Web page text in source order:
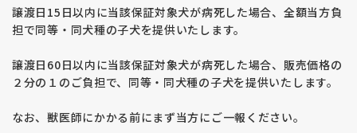
譲渡日15日以内に当該保証対象犬が病死した場合、全額当方負
担で同等・同犬種の子犬を提供いたします。
譲渡日60日以内に当該保証対象犬が病死した場合、販売価格の
２分の１のご負担で、同等・同犬種の子犬を提供いたします。
なお、獣医師にかかる前にまず当方にご一報ください。